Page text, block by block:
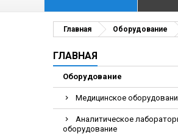
Главная Оборудование
ГЛАВНАЯ
Оборудование
Медицинское
Аналитическое
оборудование